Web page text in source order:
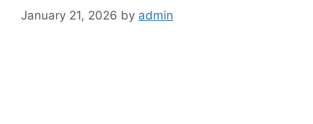
January 21, 2026 by admin